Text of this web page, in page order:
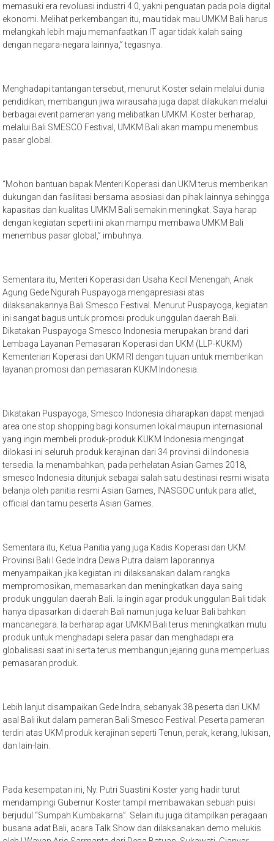
memasuki era revoluasi industri 4.0, yakni penguatan pada pola digital
ekonomi. Melihat perkembangan itu, mau tidak mau UMKM Bali harus
melangkah lebih maju memanfaatkan IT agar tidak kalah saing
dengan negara-negara lainnya,” tegasnya.
Menghadapi tantangan tersebut, menurut Koster selain melalui dunia
pendidikan, membangun jiwa wirausaha juga dapat dilakukan melalui
berbagai event pameran yang melibatkan UMKM. Koster berharap,
melalui Bali SMESCO Festival, UMKM Bali akan mampu menembus
pasar global.
“Mohon bantuan bapak Menteri Koperasi dan UKM terus memberikan
dukungan dan fasilitasi bersama asosiasi dan pihak lainnya sehingga
kapasitas dan kualitas UMKM Bali semakin meningkat. Saya harap
dengan kegiatan seperti ini akan mampu membawa UMKM Bali
menembus pasar global,” imbuhnya.
Sementara itu, Menteri Koperasi dan Usaha Kecil Menengah, Anak
Agung Gede Ngurah Puspayoga mengapresiasi atas
dilaksanakannya Bali Smesco Festival. Menurut Puspayoga, kegiatan
ini sangat bagus untuk promosi produk unggulan daerah Bali.
Dikatakan Puspayoga Smesco Indonesia merupakan brand dari
Lembaga Layanan Pemasaran Koperasi dan UKM (LLP-KUKM)
Kementerian Koperasi dan UKM RI dengan tujuan untuk memberikan
layanan promosi dan pemasaran KUKM Indonesia.
Dikatakan Puspayoga, Smesco Indonesia diharapkan dapat menjadi
area one stop shopping bagi konsumen lokal maupun internasional
yang ingin membeli produk-produk KUKM Indonesia mengingat
dilokasi ini seluruh produk kerajinan dari 34 provinsi di Indonesia
tersedia. Ia menambahkan, pada perhelatan Asian Games 2018,
smesco Indonesia ditunjuk sebagai salah satu destinasi resmi wisata
belanja oleh panitia resmi Asian Games, INASGOC untuk para atlet,
official dan tamu peserta Asian Games.
Sementara itu, Ketua Panitia yang juga Kadis Koperasi dan UKM
Provinsi Bali I Gede Indra Dewa Putra dalam laporannya
menyampaikan jika kegiatan ini dilaksanakan dalam rangka
mempromosikan, memasarkan dan meningkatkan daya saing
produk unggulan daerah Bali. Ia ingin agar produk unggulan Bali tidak
hanya dipasarkan di daerah Bali namun juga ke luar Bali bahkan
mancanegara. Ia berharap agar UMKM Bali terus meningkatkan mutu
produk untuk menghadapi selera pasar dan menghadapi era
globalisasi saat ini serta terus membangun jejaring guna memperluas
pemasaran produk.
Lebih lanjut disampaikan Gede Indra, sebanyak 38 peserta dari UKM
asal Bali ikut dalam pameran Bali Smesco Festival. Peserta pameran
terdiri atas UKM produk kerajinan seperti Tenun, perak, kerang, lukisan,
dan lain-lain.
Pada kesempatan ini, Ny. Putri Suastini Koster yang hadir turut
mendampingi Gubernur Koster tampil membawakan sebuah puisi
berjudul “Sumpah Kumbakarna”. Selain itu juga ditampilkan peragaan
busana adat Bali, acara Talk Show dan dilaksanakan demo melukis